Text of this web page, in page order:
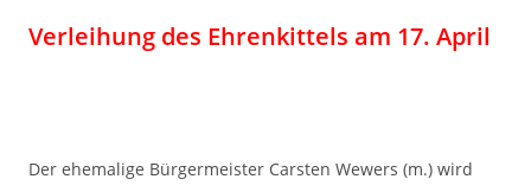
Verleihung des Ehrenkittels am 17. April
Der ehemalige Bürgermeister Carsten Wewers (m.) wird